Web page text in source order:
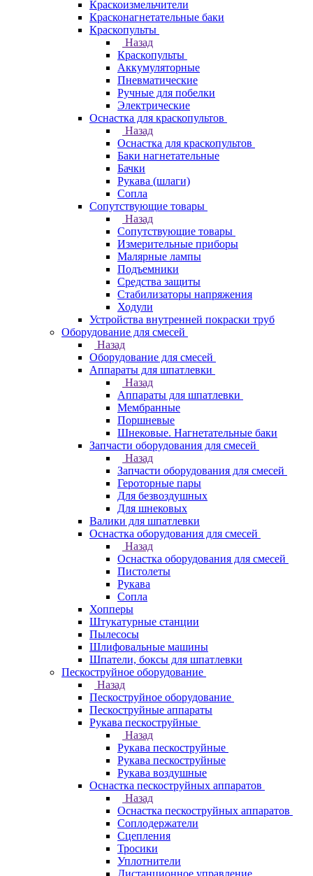
Краскоизмельчители
Красконагнетательные баки
Краскопульты
Назад
Краскопульты
Аккумуляторные
Пневматические
Ручные для побелки
Электрические
Оснастка для краскопультов
Назад
Оснастка для краскопультов
Баки нагнетательные
Бачки
Рукава (шлаги)
Сопла
Сопутствующие товары
Назад
Сопутствующие товары
Измерительные приборы
Малярные лампы
Подъемники
Средства защиты
Стабилизаторы напряжения
Ходули
Устройства внутренней покраски труб
Оборудование для смесей
Назад
Оборудование для смесей
Аппараты для шпатлевки
Назад
Аппараты для шпатлевки
Мембранные
Поршневые
Шнековые. Нагнетательные баки
Запчасти оборудования для смесей
Назад
Запчасти оборудования для смесей
Героторные пары
Для безвоздушных
Для шнековых
Валики для шпатлевки
Оснастка оборудования для смесей
Назад
Оснастка оборудования для смесей
Пистолеты
Рукава
Сопла
Хопперы
Штукатурные станции
Пылесосы
Шлифовальные машины
Шпатели, боксы для шпатлевки
Пескоструйное оборудование
Назад
Пескоструйное оборудование
Пескоструйные аппараты
Рукава пескоструйные
Назад
Рукава пескоструйные
Рукава пескоструйные
Рукава воздушные
Оснастка пескоструйных аппаратов
Назад
Оснастка пескоструйных аппаратов
Соплодержатели
Сцепления
Тросики
Уплотнители
Дистанционное управление